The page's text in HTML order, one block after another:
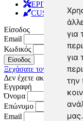
για
για
την
μας.
ΕΡΓΑΛΕΙΑ
CUSTOM
Είσοδος
Email
Κωδικός
Είσοδος
Ξεχάσατε τον κωδικό
Δεν έχετε ακόμη
Εγγραφή
Όνομα
Επώνυμο
Email